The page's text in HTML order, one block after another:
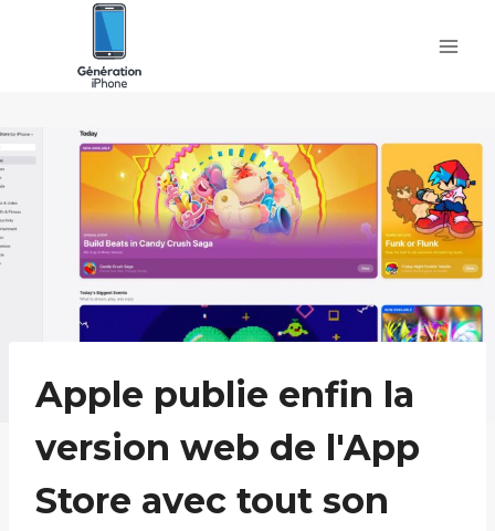
Apple publie enfin la
version web de l'App
Store avec tout son